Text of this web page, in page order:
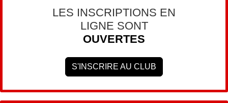
LES INSCRIPTIONS EN
LIGNE SONT
OUVERTES
S'INSCRIRE AU CLUB